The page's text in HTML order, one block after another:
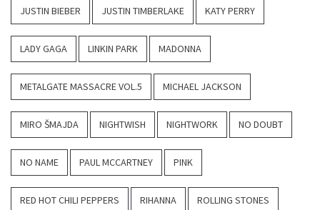
JUSTIN BIEBER JUSTIN TIMBERLAKE KATY PERRY
LADY GAGA LINKIN PARK MADONNA
METALGATE MASSACRE VOL.5 MICHAEL JACKSON
MIRO ŠMAJDA NIGHTWISH NIGHTWORK NO DOUBT
NO NAME PAUL MCCARTNEY PINK
RED HOT CHILI PEPPERS RIHANNA ROLLING STONES